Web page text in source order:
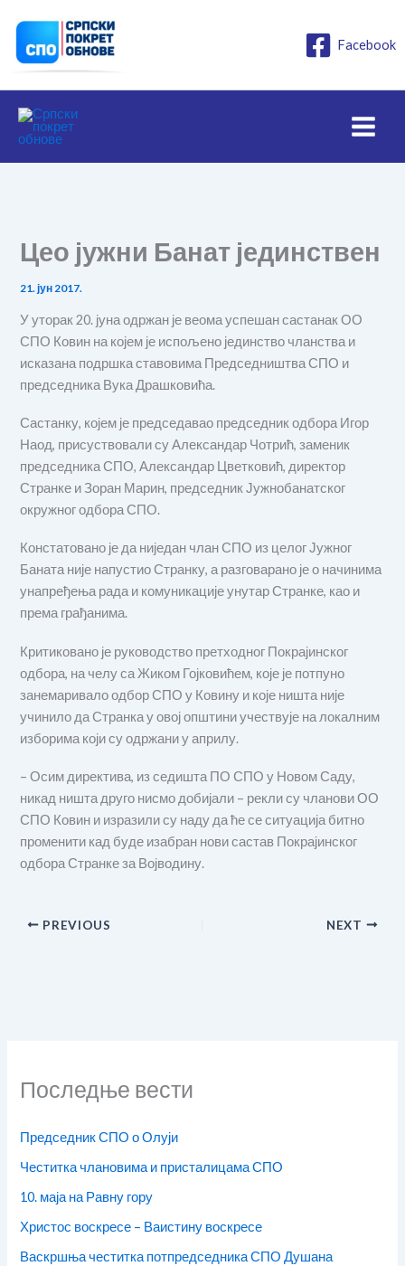
садржај
Facebook
Цео јужни Банат јединствен
21. јун 2017.
У уторак 20. јуна одржан је веома успешан састанак ОО
СПО Ковин на којем је испољено јединство чланства и
исказана подршка ставовима Председништва СПО и
председника Вука Драшковића.
Састанку, којем је председавао председник одбора Игор
Наод, присуствовали су Александар Чотрић, заменик
председника СПО, Александар Цветковић, директор
Странке и Зоран Марин, председник Јужнобанатског
окружног одбора СПО.
Констатовано је да ниједан члан СПО из целог Јужног
Баната није напустио Странку, а разговарано је о начинима
унапређења рада и комуникације унутар Странке, као и
према грађанима.
Критиковано је руководство претходног Покрајинског
одбора, на челу са Жиком Гојковићем, које је потпуно
занемаривало одбор СПО у Ковину и које ништа није
учинило да Странка у овој општини учествује на локалним
изборима који су одржани у априлу.
– Осим директива, из седишта ПО СПО у Новом Саду,
никад ништа друго нисмо добијали – рекли су чланови ОО
СПО Ковин и изразили су наду да ће се ситуација битно
променити кад буде изабран нови састав Покрајинског
одбора Странке за Војводину.
PREVIOUS NEXT
Последње вести
Председник СПО о Олуји
Честитка члановима и присталицама СПО
10. маја на Равну гору
Христос воскресе – Ваистину воскресе
Васкршња честитка потпредседника СПО Душана